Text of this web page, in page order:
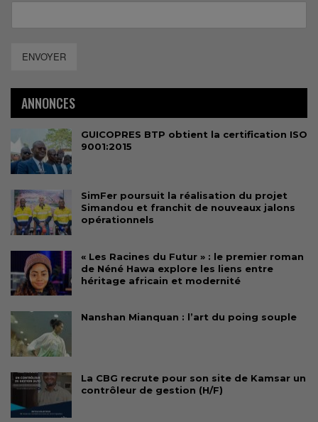
ENVOYER
ANNONCES
GUICOPRES BTP obtient la certification ISO
9001:2015
SimFer poursuit la réalisation du projet
Simandou et franchit de nouveaux jalons
opérationnels
« Les Racines du Futur » : le premier roman
de Néné Hawa explore les liens entre
héritage africain et modernité
Nanshan Mianquan : l’art du poing souple
La CBG recrute pour son site de Kamsar un
contrôleur de gestion (H/F)